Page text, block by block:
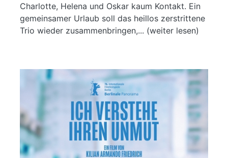
Charlotte, Helena und Oskar kaum Kontakt. Ein
gemeinsamer Urlaub soll das heillos zerstrittene
Trio wieder zusammenbringen,... (weiter lesen)